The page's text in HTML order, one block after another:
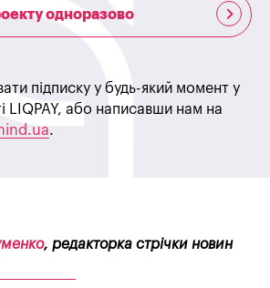
одноразово
підписку у будь-який момент у
LIQPAY, або написавши нам на
.
, редакторка стрічки новин